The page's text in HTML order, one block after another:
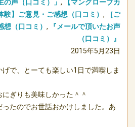
の声（口コミ）」 ,
【マングローブカ
】ご意見・ご感想（口コミ） ,
［ご
（口コミ） ,
『メールで頂いたお声
（口コミ）』
2015年5月23日
で、とーても楽しい1日で満喫しま
ぎりも美味しかった＾＾
たのでお世話おかけしました。あ